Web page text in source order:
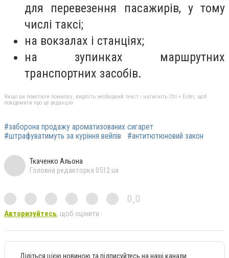
для перевезення пасажирів, у тому
числі таксі;
на вокзалах і станціях;
на зупинках маршрутних
транспортних засобів.
Якщо ви помітили помилку, виділіть необхідний текст і натисніть Ctrl + Enter, щоб
повідомити про це редакцію
#заборона продажу ароматизованих сигарет
#штрафуватимуть за куріння вейпів
#антитютюновий закон
Ткаченко Альона
Головна редакторка 0512.ua
0,0
Авторизуйтесь, щоб оцінити
Діліться цією новиною та підписуйтесь на наші канали